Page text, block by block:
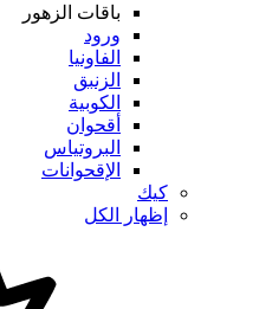
باقات الزهور
ورود
الفاونيا
الزنبق
الكوبية
أقحوان
البروتياس
الإقحوانات
كيك
إظهار الكل